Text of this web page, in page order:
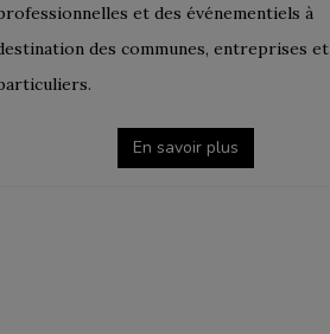
et des événementiels à
des communes, entreprises et
En savoir plus